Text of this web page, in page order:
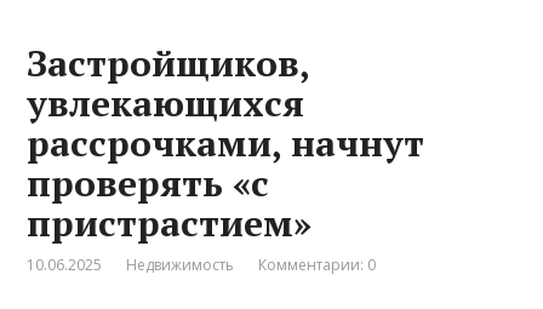
Застройщиков,
увлекающихся
рассрочками, начнут
проверять «с
пристрастием»
10.06.2025 Недвижимость Комментарии: 0